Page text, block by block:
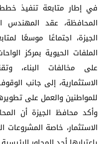
في إطار متابعة تنفيذ خطط
المحافظة، عقد المهندس
الجيزة، اجتماعًا موسعًا
الملفات الحيوية بمركز
على مخالفات البناء،
الاستثمارية، إلى جانب
للمواطنين والعمل على
وأكد محافظ الجيزة أن
الاستثمار، خاصة المشروعات